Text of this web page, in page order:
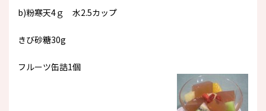
b)粉寒天4ｇ 水2.5カップ
きび砂糖30g
フルーツ缶詰1個